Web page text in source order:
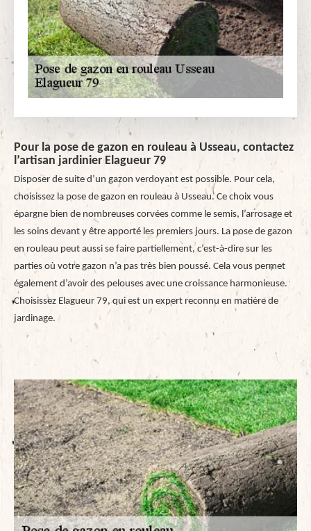
Pour la pose de gazon en rouleau à Usseau, contactez
l’artisan jardinier Elagueur 79
Disposer de suite d’un gazon verdoyant est possible. Pour cela,
choisissez la pose de gazon en rouleau à Usseau. Ce choix vous
épargne bien de nombreuses corvées comme le semis, l’arrosage et
les soins devant y être apporté les premiers jours. La pose de gazon
en rouleau peut aussi se faire partiellement, c’est-à-dire sur les
parties où votre gazon n’a pas très bien poussé. Cela vous permet
également d’avoir des pelouses avec une croissance harmonieuse.
Choisissez Elagueur 79, qui est un expert reconnu en matière de
jardinage.